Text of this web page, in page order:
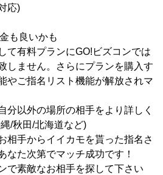
応)
も良いかも
て有料プランにGO!ビズコンでは
しません。さらにプランを購入す
やご指名リスト機能が解放されマ
分以外の場所の相手をより詳しく
/秋田/北海道など)
相手からイイカモを貰った指名さ
なた次第でマッチ成功です！
で素敵なお相手を探して下さい